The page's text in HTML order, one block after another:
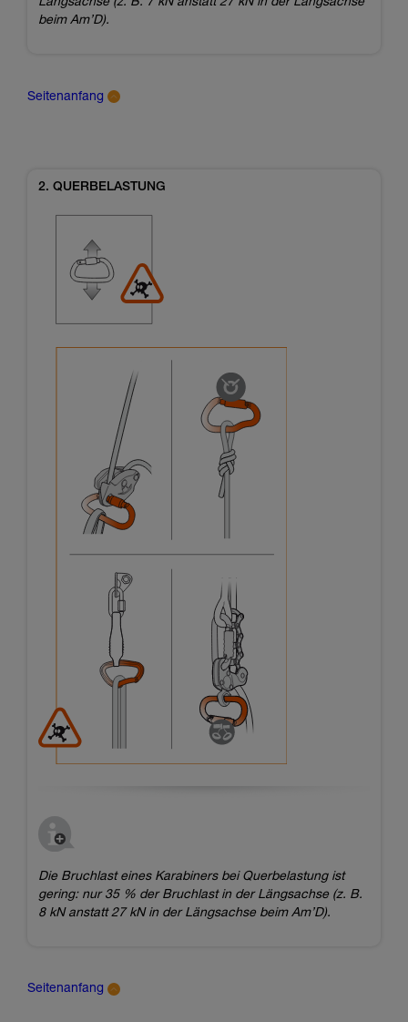
Längsachse (z. B. 7 kN anstatt 27 kN in der Längsachse
beim Am’D).
Seitenanfang
2. QUERBELASTUNG
Die Bruchlast eines Karabiners bei Querbelastung ist
gering: nur 35 % der Bruchlast in der Längsachse (z. B.
8 kN anstatt 27 kN in der Längsachse beim Am’D).
Seitenanfang